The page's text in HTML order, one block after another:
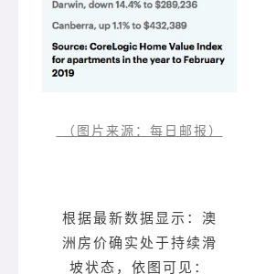
（图片来源：每日邮报）
根据最新数据显示：澳
洲房价确实处于持续滑
坡状态，依图可见：